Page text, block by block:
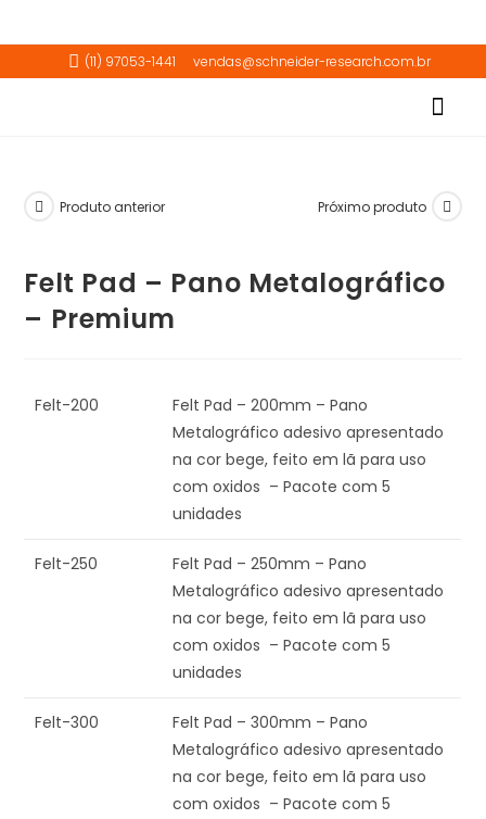
(11) 97053-1441 vendas@schneider-research.com.br
Produto anterior Próximo produto
Felt Pad – Pano Metalográfico
– Premium
Felt-200
Felt Pad – 200mm – Pano
Metalográfico adesivo apresentado
na cor bege, feito em lã para uso
com oxidos – Pacote com 5
unidades
Felt-250
Felt Pad – 250mm – Pano
Metalográfico adesivo apresentado
na cor bege, feito em lã para uso
com oxidos – Pacote com 5
unidades
Felt-300
Felt Pad – 300mm – Pano
Metalográfico adesivo apresentado
na cor bege, feito em lã para uso
com oxidos – Pacote com 5